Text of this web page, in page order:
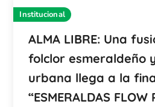
Institucional
ALMA LIBRE: Una
folclor esmeraldeño
urbana llega a la
“ESMERALDAS FLOW